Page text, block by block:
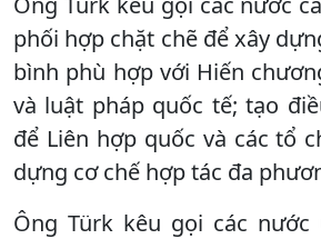
phối hợp chặt chẽ để xây
bình phù hợp với Hiến
và luật pháp quốc tế; tạo
để Liên hợp quốc và các tổ
dựng cơ chế hợp tác đa
Ông Türk kêu gọi các